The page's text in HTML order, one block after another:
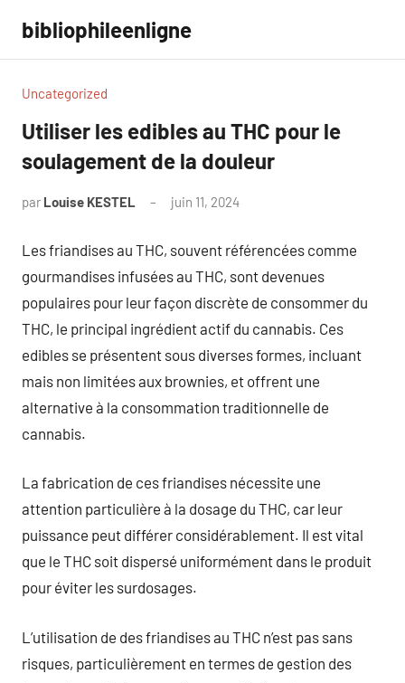
contenu
bibliophileenligne
Uncategorized
Utiliser les edibles au THC pour le
soulagement de la douleur
par Louise KESTEL juin 11, 2024
Les friandises au THC, souvent référencées comme
gourmandises infusées au THC, sont devenues
populaires pour leur façon discrète de consommer du
THC, le principal ingrédient actif du cannabis. Ces
edibles se présentent sous diverses formes, incluant
mais non limitées aux brownies, et offrent une
alternative à la consommation traditionnelle de
cannabis.
La fabrication de ces friandises nécessite une
attention particulière à la dosage du THC, car leur
puissance peut différer considérablement. Il est vital
que le THC soit dispersé uniformément dans le produit
pour éviter les surdosages.
L’utilisation de des friandises au THC n’est pas sans
risques, particulièrement en termes de gestion des